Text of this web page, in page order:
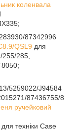
коленвала
87342996
QSL9 для
255/285,
5259022/J94584
87436755/8
ручейковий
техніки Case